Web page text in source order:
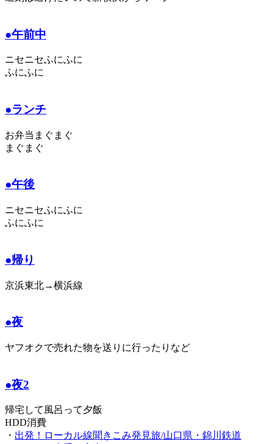
●午前中
ニセニセふにふに
ふにふに
●ランチ
お弁当まぐまぐ
まぐまぐ
●午後
ニセニセふにふに
ふにふに
●帰り
京浜東北→横浜線
●夜
ヤフオクで売れた物を送りに行ったりなど
●夜2
帰宅して風呂って夕飯
HDD消費
・ 出発！ローカル線聞きこみ発見旅/山口県・錦川鉄道